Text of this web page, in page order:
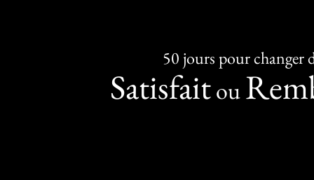
50 jours pour changer
Satisfaitou